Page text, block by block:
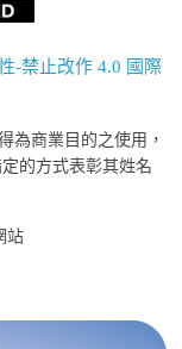
-禁止改作 4.0 國際
為商業目的之使用，
的方式表彰其姓名
站